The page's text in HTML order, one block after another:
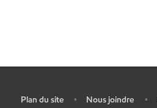
Plan du site • Nous joindre •